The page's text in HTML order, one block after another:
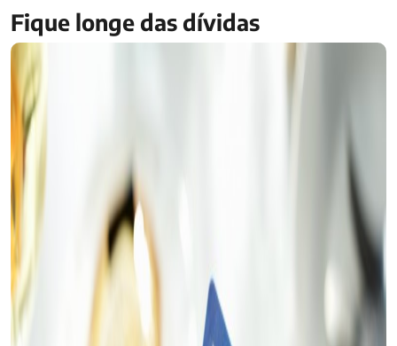
Fique longe das dívidas